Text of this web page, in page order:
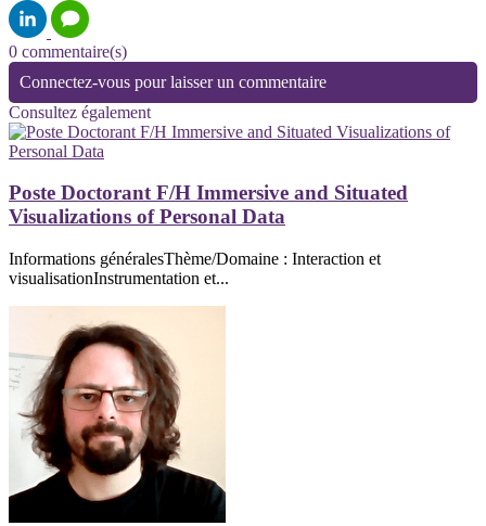
0 commentaire(s)
Connectez-vous pour laisser un commentaire
Consultez également
Poste Doctorant F/H Immersive and Situated
Visualizations of Personal Data
Informations généralesThème/Domaine : Interaction et
visualisationInstrumentation et...